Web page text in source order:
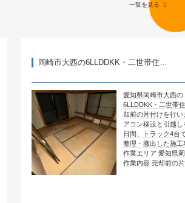
一覧を見る
岡崎市大西の6LLDDKK・二世帯住…
愛知県岡崎市大西の
6LLDDKK・二世帯住宅で、売
却前の片付けを行いました。エ
アコン移設と引越しを含めて4
日間、トラック4台で全部屋を
整理・搬出した施工事例です。
作業エリア 愛知県岡崎市大西
作業内容 売却前の片付け …